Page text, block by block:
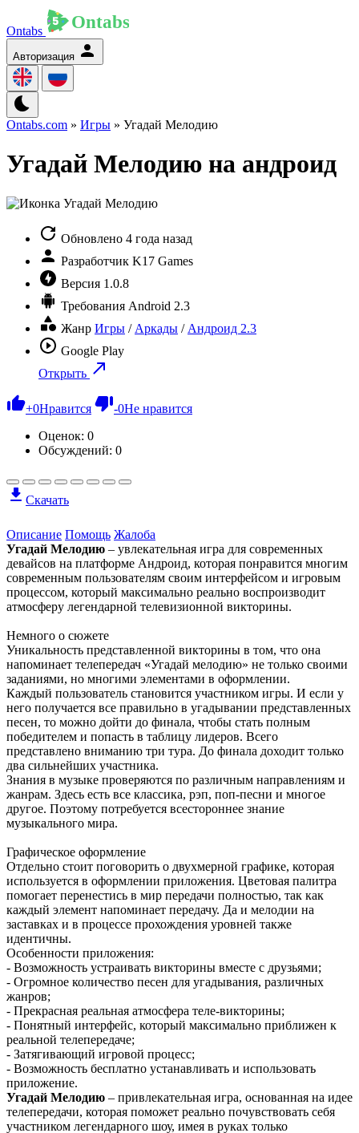
Ontabs
Авторизация
Ontabs.com » Игры » Угадай Мелодию
Угадай Мелодию на андроид
Обновлено 4 года назад
Разработчик K17 Games
Версия 1.0.8
Требования Android 2.3
Жанр Игры / Аркады / Андроид 2.3
Google Play
Открыть
+0Нравится -0Не нравится
Оценок: 0
Обсуждений: 0
Скачать
Описание Помощь Жалоба
Угадай Мелодию – увлекательная игра для современных
девайсов на платформе Андроид, которая понравится многим
современным пользователям своим интерфейсом и игровым
процессом, который максимально реально воспроизводит
атмосферу легендарной телевизионной викторины.
Немного о сюжете
Уникальность представленной викторины в том, что она
напоминает телепередач «Угадай мелодию» не только своими
заданиями, но многими элементами в оформлении.
Каждый пользователь становится участником игры. И если у
него получается все правильно в угадывании представленных
песен, то можно дойти до финала, чтобы стать полным
победителем и попасть в таблицу лидеров. Всего
представлено вниманию три тура. До финала доходит только
два сильнейших участника.
Знания в музыке проверяются по различным направлениям и
жанрам. Здесь есть все классика, рэп, поп-песни и многое
другое. Поэтому потребуется всестороннее знание
музыкального мира.
Графическое оформление
Отдельно стоит поговорить о двухмерной графике, которая
используется в оформлении приложения. Цветовая палитра
помогает перенестись в мир передачи полностью, так как
каждый элемент напоминает передачу. Да и мелодии на
заставках и в процессе прохождения уровней также
идентичны.
Особенности приложения:
- Возможность устраивать викторины вместе с друзьями;
- Огромное количество песен для угадывания, различных
жанров;
- Прекрасная реальная атмосфера теле-викторины;
- Понятный интерфейс, который максимально приближен к
реальной телепередаче;
- Затягивающий игровой процесс;
- Возможность бесплатно устанавливать и использовать
приложение.
Угадай Мелодию – привлекательная игра, основанная на идее
телепередачи, которая поможет реально почувствовать себя
участником легендарного шоу, имея в руках только